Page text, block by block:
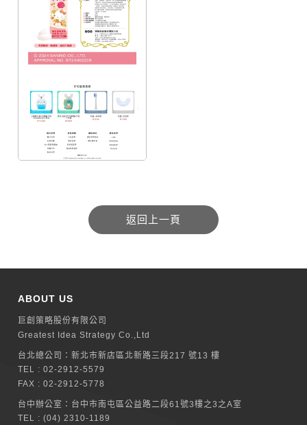
ABOUT US
巨創策略股份有限公司
Greatest Idea Strategy Co.,Ltd
台北總公司：新北巿新店區北新路三段217 號13 樓
TEL :02-2912-5579
FAX : 02-2912-5778
台中辦公室： 台中市南屯區公益路二段61號3樓之3之A室
TEL :(04) 2310-1189